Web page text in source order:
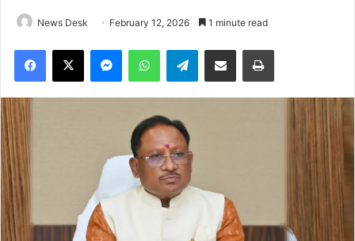
News Desk February 12, 2026 1 minute read
Facebook
X MessengerWhatsAppTelegramShare via Email Print